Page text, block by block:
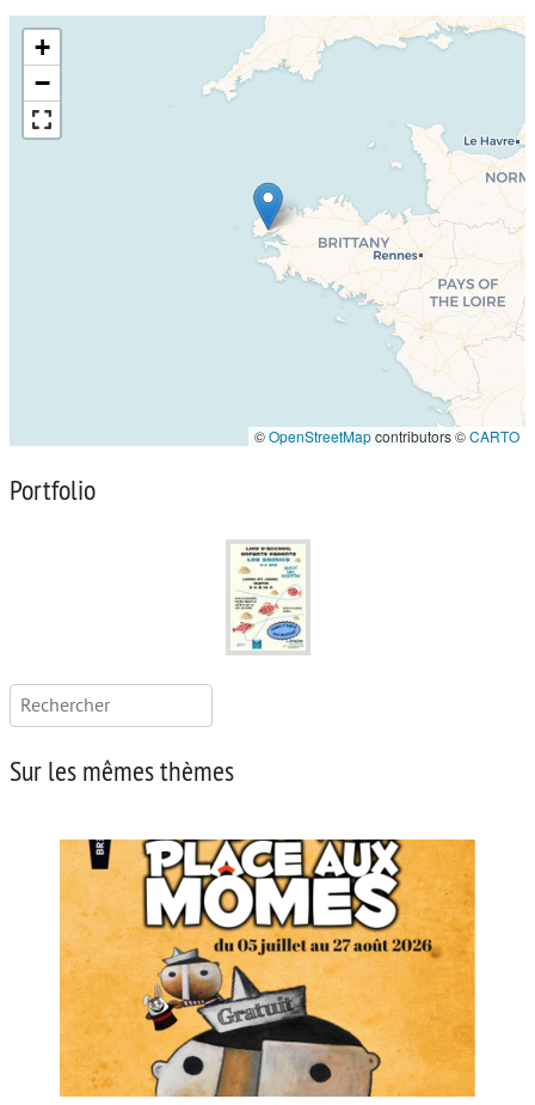
+
−
©OpenStreetMapcontributors ©CARTO
Portfolio
Rechercher :
Sur les mêmes thèmes